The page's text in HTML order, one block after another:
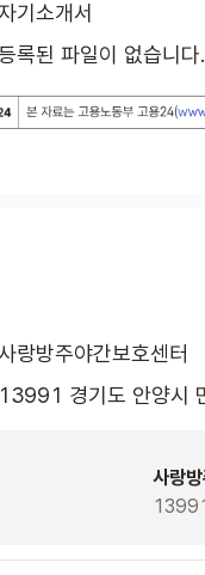
기소개서
록된 파일이 없습니다.
랑방주야간보호센터
13991 경기도 안양시
사랑